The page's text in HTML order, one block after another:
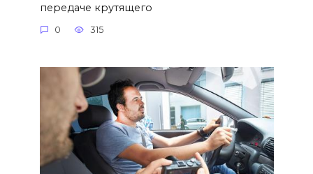
передаче крутящего
0 315